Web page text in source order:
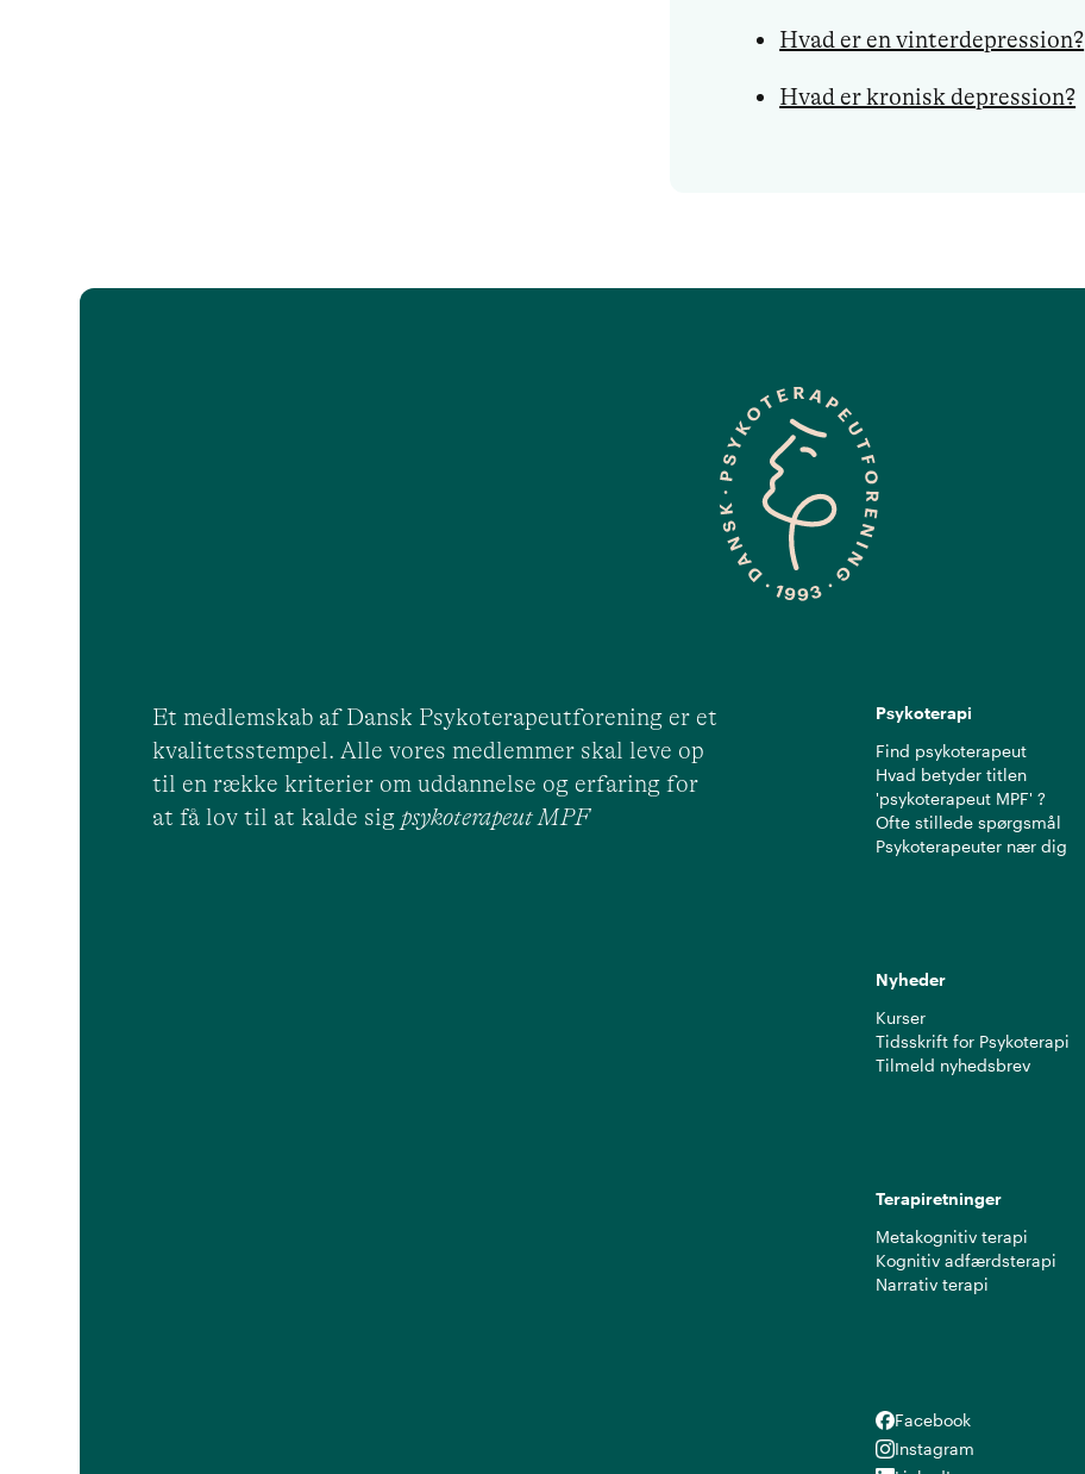
Hvad er en vinterdepression?
Hvad er kronisk depression?
Et medlemskab af Dansk Psykoterapeutforening er et
kvalitetsstempel. Alle vores medlemmer skal leve op
til en række kriterier om uddannelse og erfaring for
at få lov til at kalde sig psykoterapeut MPF
Psykoterapi
Find psykoterapeut
Hvad betyder titlen
'psykoterapeut MPF' ?
Ofte stillede spørgsmål
Psykoterapeuter nær dig
Nyheder
Kurser
Tidsskrift for Psykoterapi
Tilmeld nyhedsbrev
Terapiretninger
Metakognitiv terapi
Kognitiv adfærdsterapi
Narrativ terapi
Facebook
Facebook
Instagram
Instagram